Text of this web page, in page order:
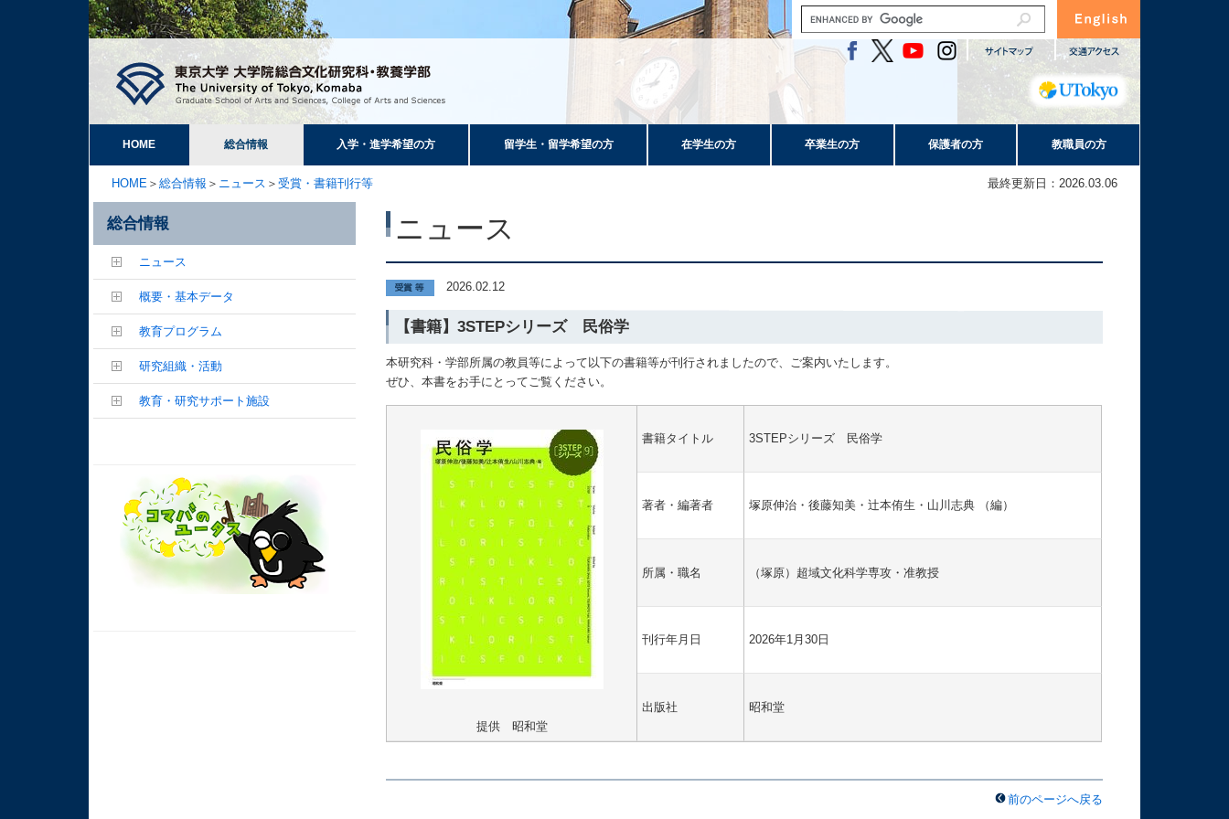
HOME 総合情報 入学・進学希望の方 留学生・留学希望の方 在学生の方 卒業生の方 保護者の方 教職員の方
HOME ＞ 総合情報 ＞ ニュース ＞ 受賞・書籍刊行等 最終更新日：2026.03.06
ニュース
2026.02.12
【書籍】3STEPシリーズ 民俗学
本研究科・学部所属の教員等によって以下の書籍等が刊行されましたので、ご案内いたします。
ぜひ、本書をお手にとってご覧ください。
提供 昭和堂
書籍タイトル 3STEPシリーズ 民俗学
著者・編著者 塚原伸治・後藤知美・辻本侑生・山川志典 （編）
所属・職名 （塚原）超域文化科学専攻・准教授
刊行年月日 2026年1月30日
出版社 昭和堂
前のページへ戻る
総合情報
ニュース
概要・基本データ
教育プログラム
研究組織・活動
教育・研究サポート施設